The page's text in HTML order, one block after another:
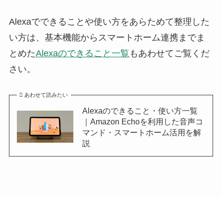
Alexaでできることや使い方をあらためて整理した
い方は、基本機能からスマートホーム連携までま
とめたAlexaのできること一覧 もあわせてご覧くだ
さい。
あわせて読みたい
Alexaのできること・使い方一覧
｜Amazon Echoを利用した音声コ
マンド・スマートホーム活用を解
説